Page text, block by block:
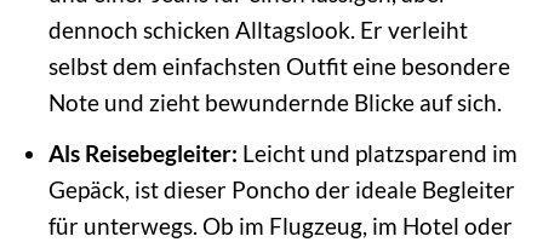
dennoch schicken Alltagslook. Er verleiht
selbst dem einfachsten Outfit eine besondere
Note und zieht bewundernde Blicke auf sich.
Als Reisebegleiter: Leicht und platzsparend im
Gepäck, ist dieser Poncho der ideale Begleiter
für unterwegs. Ob im Flugzeug, im Hotel oder